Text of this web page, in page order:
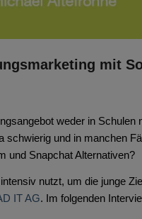
mit
weder in
schwierig und in manchen
und Snapchat Alternativen?
nutzt, um die junge
IT AG. Im folgenden